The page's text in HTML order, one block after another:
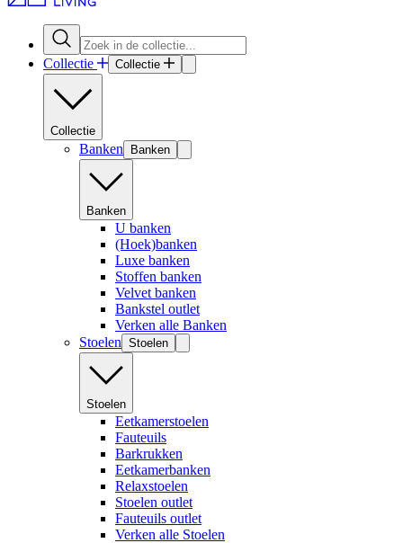
Collectie Collectie
Collectie
Banken Banken
Banken
U banken
(Hoek)banken
Luxe banken
Stoffen banken
Velvet banken
Bankstel outlet
Verken alle Banken
Stoelen Stoelen
Stoelen
Eetkamerstoelen
Fauteuils
Barkrukken
Eetkamerbanken
Relaxstoelen
Stoelen outlet
Fauteuils outlet
Verken alle Stoelen